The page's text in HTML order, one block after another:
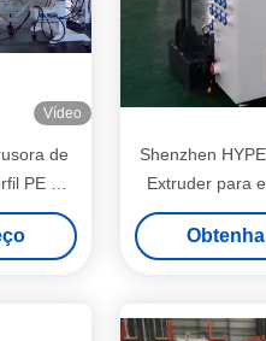
Vídeo
de
PE PP
Shenzhen
Extruder para
PS